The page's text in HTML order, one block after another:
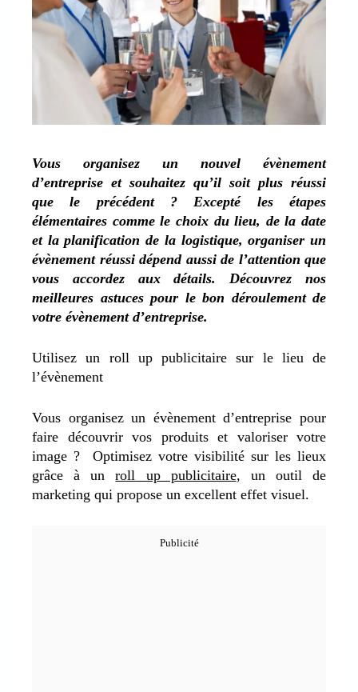
Vous organisez un nouvel évènement
d’entreprise et souhaitez qu’il soit plus réussi
que le précédent ? Excepté les étapes
élémentaires comme le choix du lieu, de la date
et la planification de la logistique, organiser un
évènement réussi dépend aussi de l’attention que
vous accordez aux détails. Découvrez nos
meilleures astuces pour le bon déroulement de
votre évènement d’entreprise.
Utilisez un roll up publicitaire sur le lieu de
l’évènement
Vous organisez un évènement d’entreprise pour
faire découvrir vos produits et valoriser votre
image ? Optimisez votre visibilité sur les lieux
grâce à unroll up publicitaire, un outil de
marketing qui propose un excellent effet visuel.